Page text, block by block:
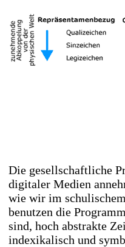
Die gesellschaftliche
digitaler Medien
wie wir im
benutzen die
sind, hoch abstrakte
indexikalisch und